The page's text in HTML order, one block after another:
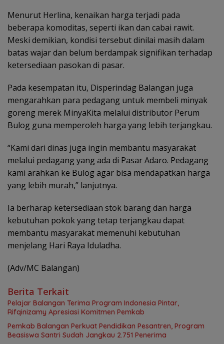
Menurut Herlina, kenaikan harga terjadi pada
beberapa komoditas, seperti ikan dan cabai rawit.
Meski demikian, kondisi tersebut dinilai masih dalam
batas wajar dan belum berdampak signifikan terhadap
ketersediaan pasokan di pasar.
Pada kesempatan itu, Disperindag Balangan juga
mengarahkan para pedagang untuk membeli minyak
goreng merek MinyaKita melalui distributor Perum
Bulog guna memperoleh harga yang lebih terjangkau.
“Kami dari dinas juga ingin membantu masyarakat
melalui pedagang yang ada di Pasar Adaro. Pedagang
kami arahkan ke Bulog agar bisa mendapatkan harga
yang lebih murah,” lanjutnya.
Ia berharap ketersediaan stok barang dan harga
kebutuhan pokok yang tetap terjangkau dapat
membantu masyarakat memenuhi kebutuhan
menjelang Hari Raya Iduladha.
(Adv/MC Balangan)
Berita Terkait
Pelajar Balangan Terima Program Indonesia Pintar,
Rifqinizamy Apresiasi Komitmen Pemkab
Pemkab Balangan Perkuat Pendidikan Pesantren, Program
Beasiswa Santri Sudah Jangkau 2.751 Penerima